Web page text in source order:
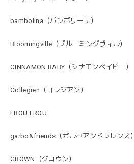
bambolina（バンボリーナ）
Bloomingville（ブルーミングヴィル）
CINNAMON BABY（シナモンベイビー）
Collegien（コレジアン）
FROU FROU
garbo&friends（ガルボアンドフレンズ）
GROWN（グロウン）